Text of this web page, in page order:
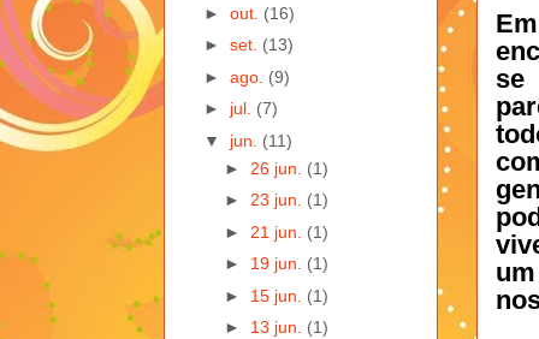
se
► out. (16)
► set. (13)
► ago. (9)
► jul. (7)
▼ jun. (11)
► 26 jun. (1)
► 23 jun. (1)
► 21 jun. (1)
► 19 jun. (1)
► 15 jun. (1)
► 13 jun. (1)